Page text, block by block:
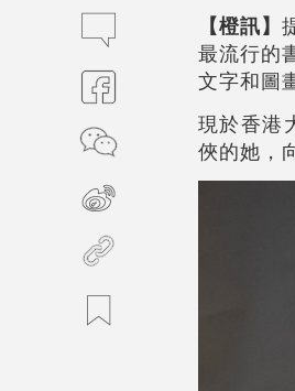
【橙訊】
最流行的
文字和圖
現於香港
俠的她，